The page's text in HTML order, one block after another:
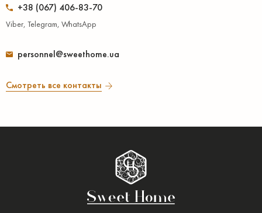
+38 (067) 406-83-70
Viber, Telegram, WhatsApp
personnel@sweethome.ua
Смотреть все контакты